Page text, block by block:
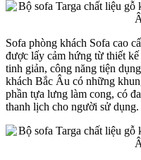
Sofa phòng khách Sofa cao
được lấy cảm hứng từ thiết
tinh giản, công năng tiện
khách Bắc Âu có những
phần tựa lưng làm cong, có
thanh lịch cho người sử dụng.